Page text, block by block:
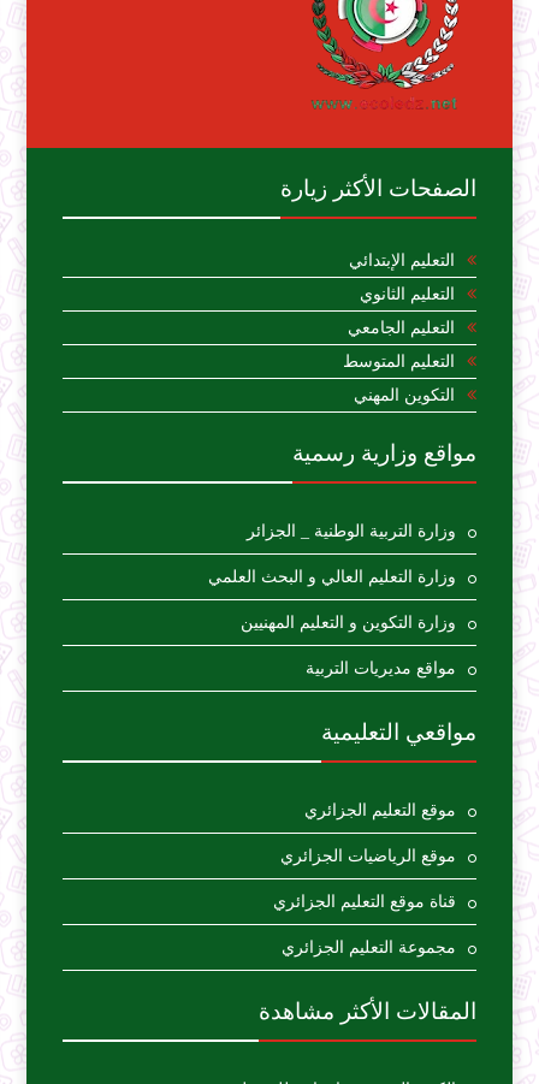
الصفحات الأكثر زيارة
التعليم الإبتدائي
التعليم الثانوي
التعليم الجامعي
التعليم المتوسط
التكوين المهني
مواقع وزارية رسمية
وزارة التربية الوطنية _ الجزائر
وزارة التعليم العالي و البحث العلمي
وزارة التكوين و التعليم المهنيين
مواقع مديريات التربية
مواقعي التعليمية
موقع التعليم الجزائري
موقع الرياضيات الجزائري
قناة موقع التعليم الجزائري
مجموعة التعليم الجزائري
المقالات الأكثر مشاهدة